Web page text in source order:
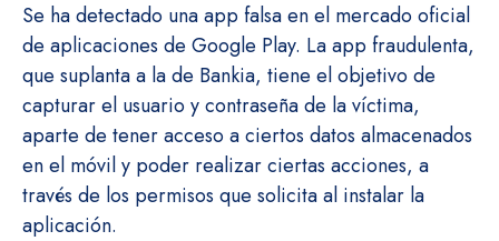
Se ha detectado una app falsa en el mercado oficial
de aplicaciones de Google Play. La app fraudulenta,
que suplanta a la de Bankia, tiene el objetivo de
capturar el usuario y contraseña de la víctima,
aparte de tener acceso a ciertos datos almacenados
en el móvil y poder realizar ciertas acciones, a
través de los permisos que solicita al instalar la
aplicación.